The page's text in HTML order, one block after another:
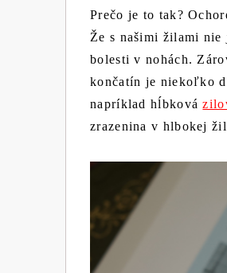
Prečo je to tak?
Že s našimi žilami nie
bolesti v nohách.
končatín je niekoľko
napríklad hĺbková
zrazenina v hlbokej